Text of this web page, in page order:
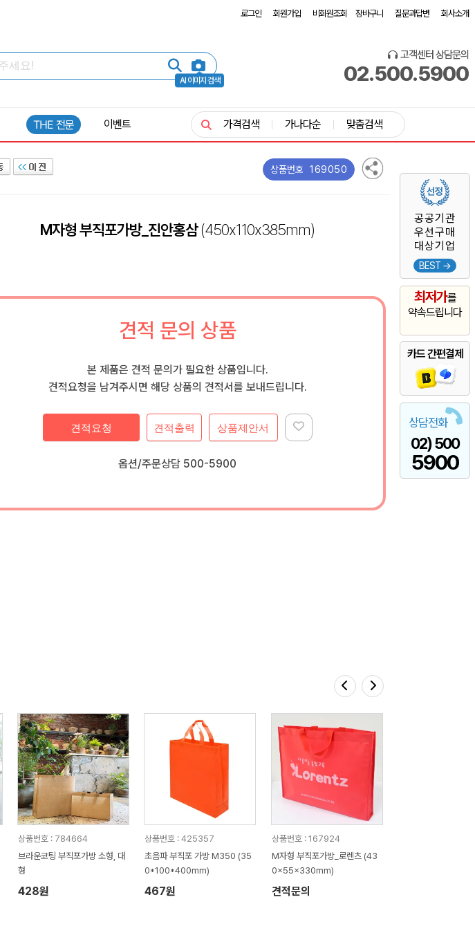
로그인 회원가입 비회원조회 장바구니 질문과답변 회사소개
AI 이미지 검색
고객센터 상담문의
02.500.5900
공공기관
우선구매
대상기업
BEST →
최저가를
약속드립니다
카드 간편결제
상담전화
02) 500
5900
THE 전문 이벤트 가격검색 가나다순 맞춤검색
상품번호 169050
M자형 부직포가방_진안홍삼(450x110x385mm)
견적 문의 상품
본 제품은 견적 문의가 필요한 상품입니다.
견적요청을 남겨주시면 해당 상품의 견적서를 보내드립니다.
견적요청 상품제안서
견적출력
옵션/주문상담 500-5900
상품번호 : 784664
브라운코팅 부직포가방 소형, 대
형
428원
상품번호 : 425357
초음파 부직포 가방 M350 (35
0*100*400mm)
467원
상품번호 : 167924
M자형 부직포가방_로렌츠 (43
0x55x330mm)
견적문의